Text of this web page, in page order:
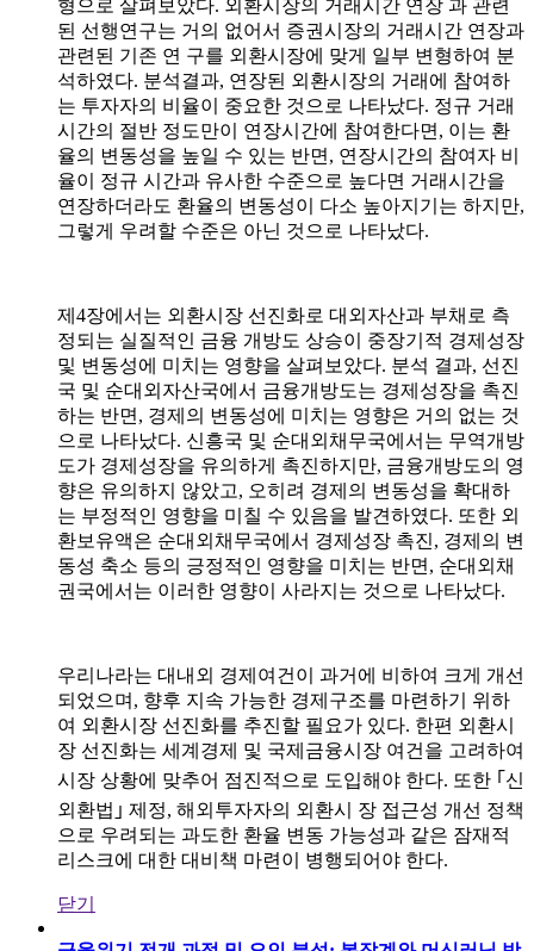
형으로 살펴보았다. 외환시장의 거래시간 연장 과 관련
된 선행연구는 거의 없어서 증권시장의 거래시간 연장과
관련된 기존 연 구를 외환시장에 맞게 일부 변형하여 분
석하였다. 분석결과, 연장된 외환시장의 거래에 참여하
는 투자자의 비율이 중요한 것으로 나타났다. 정규 거래
시간의 절반 정도만이 연장시간에 참여한다면, 이는 환
율의 변동성을 높일 수 있는 반면, 연장시간의 참여자 비
율이 정규 시간과 유사한 수준으로 높다면 거래시간을
연장하더라도 환율의 변동성이 다소 높아지기는 하지만,
그렇게 우려할 수준은 아닌 것으로 나타났다.
제4장에서는 외환시장 선진화로 대외자산과 부채로 측
정되는 실질적인 금융 개방도 상승이 중장기적 경제성장
및 변동성에 미치는 영향을 살펴보았다. 분석 결과, 선진
국 및 순대외자산국에서 금융개방도는 경제성장을 촉진
하는 반면, 경제의 변동성에 미치는 영향은 거의 없는 것
으로 나타났다. 신흥국 및 순대외채무국에서는 무역개방
도가 경제성장을 유의하게 촉진하지만, 금융개방도의 영
향은 유의하지 않았고, 오히려 경제의 변동성을 확대하
는 부정적인 영향을 미칠 수 있음을 발견하였다. 또한 외
환보유액은 순대외채무국에서 경제성장 촉진, 경제의 변
동성 축소 등의 긍정적인 영향을 미치는 반면, 순대외채
권국에서는 이러한 영향이 사라지는 것으로 나타났다.
우리나라는 대내외 경제여건이 과거에 비하여 크게 개선
되었으며, 향후 지속 가능한 경제구조를 마련하기 위하
여 외환시장 선진화를 추진할 필요가 있다. 한편 외환시
장 선진화는 세계경제 및 국제금융시장 여건을 고려하여
시장 상황에 맞추어 점진적으로 도입해야 한다. 또한 ｢신
외환법｣ 제정, 해외투자자의 외환시 장 접근성 개선 정책
으로 우려되는 과도한 환율 변동 가능성과 같은 잠재적
리스크에 대한 대비책 마련이 병행되어야 한다.
닫기